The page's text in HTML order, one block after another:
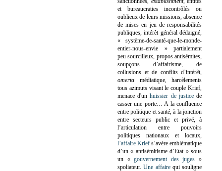
et bureaucraties incontrôlés ou
oublieux de leurs missions, absence
de mises en jeu de responsabilités
publiques, intérêt général dédaigné,
« système-de-santé-que-le-monde-
entier-nous-envie » partialement
peu sourcilleux, propos antisémites,
soupçons d’affairisme, de
collusions et de conflits d’intérêt,
omerta médiatique, harcèlements
tous azimuts visant le couple Krief,
menace d'unhuissier de justicede
casser une porte… A la confluence
entre politique et santé, à la jonction
entre secteurs public et privé, à
l’articulation entre pouvoirs
politiques nationaux et locaux,
l’affaire Krief s’avère emblématique
d’un « antisémitisme d’Etat » sous
un «gouvernement des juges »
spoliateur.Une affairequi souligne